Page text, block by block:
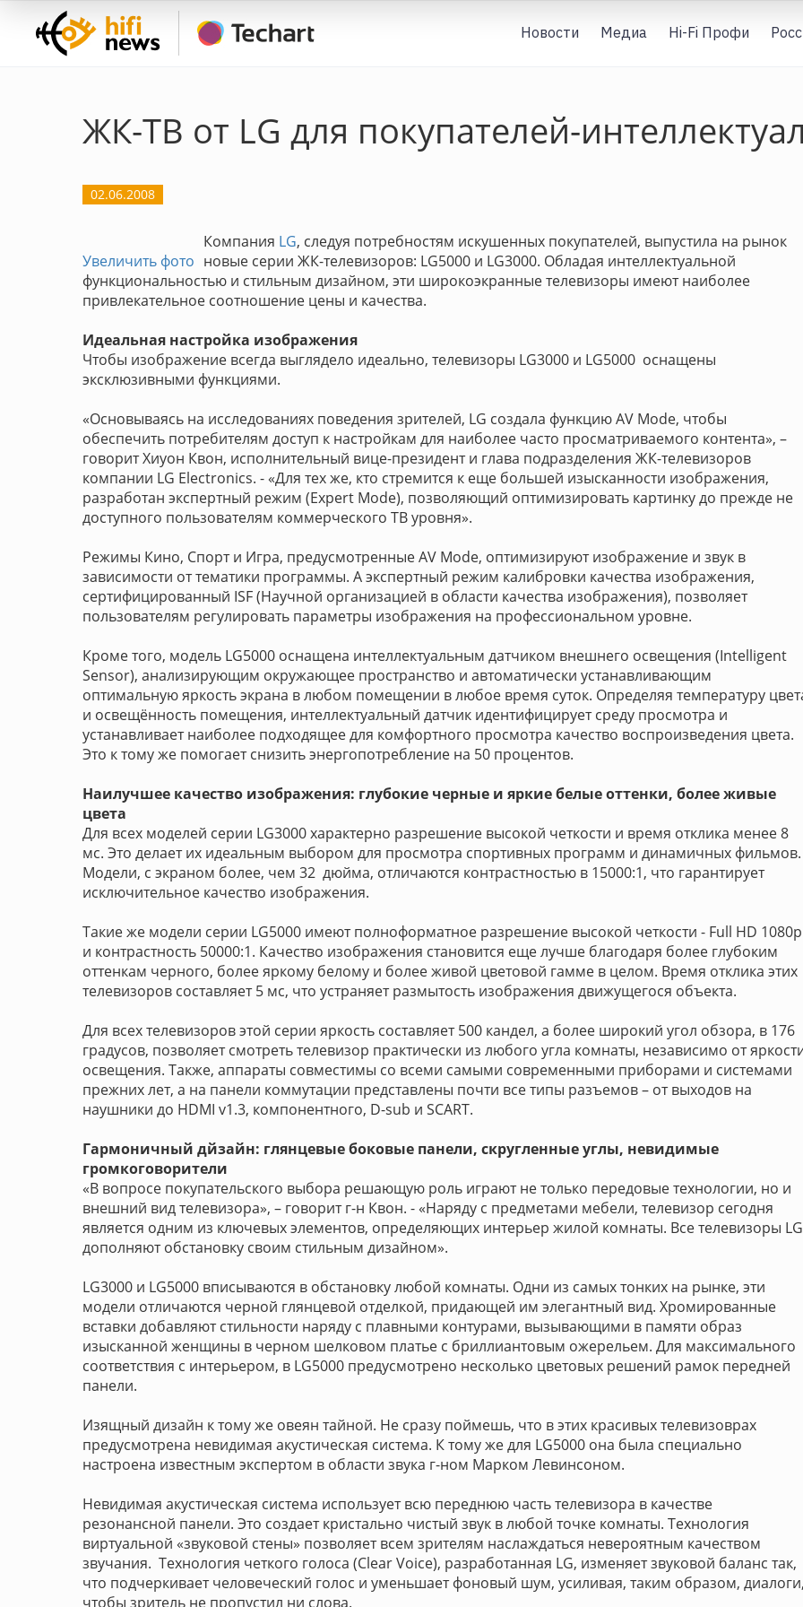
Новости Медиа Hi-Fi Профи
ЖК-ТВ от LG для покупателей-
02.06.2008
Увеличить фото
Компания LG, следуя потребностям искушенных покупателей, выпустила на рынок
новые серии ЖК-телевизоров: LG5000 и LG3000. Обладая интеллектуальной
функциональностью и стильным дизайном, эти широкоэкранные телевизоры имеют наиболее
привлекательное соотношение цены и качества.
Идеальная настройка изображения
Чтобы изображение всегда выглядело идеально, телевизоры LG3000 и LG5000 оснащены
эксклюзивными функциями.
«Основываясь на исследованиях поведения зрителей, LG создала функцию AV Mode, чтобы
обеспечить потребителям доступ к настройкам для наиболее часто просматриваемого контента», –
говорит Хиуон Квон, исполнительный вице-президент и глава подразделения ЖК-телевизоров
компании LG Electronics. - «Для тех же, кто стремится к еще большей изысканности изображения,
разработан экспертный режим (Expert Mode), позволяющий оптимизировать картинку до прежде не
доступного пользователям коммерческого ТВ уровня».
Режимы Кино, Спорт и Игра, предусмотренные AV Mode, оптимизируют изображение и звук в
зависимости от тематики программы. А экспертный режим калибровки качества изображения,
сертифицированный ISF (Научной организацией в области качества изображения), позволяет
пользователям регулировать параметры изображения на профессиональном уровне.
Кроме того, модель LG5000 оснащена интеллектуальным датчиком внешнего освещения (Intelligent
Sensor), анализирующим окружающее пространство и автоматически устанавливающим
оптимальную яркость экрана в любом помещении в любое время суток. Определяя температуру
и освещённость помещения, интеллектуальный датчик идентифицирует среду просмотра и
устанавливает наиболее подходящее для комфортного просмотра качество воспроизведения цвета.
Это к тому же помогает снизить энергопотребление на 50 процентов.
Наилучшее качество изображения: глубокие черные и яркие белые оттенки, более живые
цвета
Для всех моделей серии LG3000 характерно разрешение высокой четкости и время отклика менее 8
мс. Это делает их идеальным выбором для просмотра спортивных программ и динамичных фильмов.
Модели, с экраном более, чем 32 дюйма, отличаются контрастностью в 15000:1, что гарантирует
исключительное качество изображения.
Такие же модели серии LG5000 имеют полноформатное разрешение высокой четкости - Full HD 1080p
и контрастность 50000:1. Качество изображения становится еще лучше благодаря более глубоким
оттенкам черного, более яркому белому и более живой цветовой гамме в целом. Время отклика этих
телевизоров составляет 5 мс, что устраняет размытость изображения движущегося объекта.
Для всех телевизоров этой серии яркость составляет 500 кандел, а более широкий угол обзора, в 176
градусов, позволяет смотреть телевизор практически из любого угла комнаты, независимо от
освещения. Также, аппараты совместимы со всеми самыми современными приборами и системами
прежних лет, а на панели коммутации представлены почти все типы разъемов – от выходов на
наушники до HDMI v1.3, компонентного, D-sub и SCART.
Гармоничный дйзайн: глянцевые боковые панели, скругленные углы, невидимые
громкоговорители
«В вопросе покупательского выбора решающую роль играют не только передовые технологии, но и
внешний вид телевизора», – говорит г-н Квон. - «Наряду с предметами мебели, телевизор сегодня
является одним из ключевых элементов, определяющих интерьер жилой комнаты. Все телевизоры LG
дополняют обстановку своим стильным дизайном».
LG3000 и LG5000 вписываются в обстановку любой комнаты. Одни из самых тонких на рынке, эти
модели отличаются черной глянцевой отделкой, придающей им элегантный вид. Хромированные
вставки добавляют стильности наряду с плавными контурами, вызывающими в памяти образ
изысканной женщины в черном шелковом платье с бриллиантовым ожерельем. Для максимального
соответствия с интерьером, в LG5000 предусмотрено несколько цветовых решений рамок передней
панели.
Изящный дизайн к тому же овеян тайной. Не сразу поймешь, что в этих красивых телевизоврах
предусмотрена невидимая акустическая система. К тому же для LG5000 она была специально
настроена известным экспертом в области звука г-ном Марком Левинсоном.
Невидимая акустическая система использует всю переднюю часть телевизора в качестве
резонансной панели. Это создает кристально чистый звук в любой точке комнаты. Технология
виртуальной «звуковой стены» позволяет всем зрителям наслаждаться невероятным качеством
звучания. Технология четкого голоса (Clear Voice), разработанная LG, изменяет звуковой баланс так,
что подчеркивает человеческий голос и уменьшает фоновый шум, усиливая, таким образом,
чтобы зритель не пропустил ни слова.